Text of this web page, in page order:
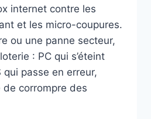
internet contre les
et les micro-coupures.
ou une panne secteur,
: PC qui s’éteint
passe en erreur,
de corrompre des